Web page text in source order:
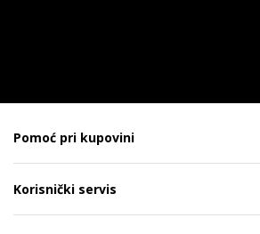
Pomoć pri kupovini
Korisnički servis